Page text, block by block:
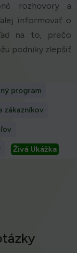
rozhovory a
informovať o
na to, prečo
podniky zlepšiť
program
zákazníkov
Živá Ukážka